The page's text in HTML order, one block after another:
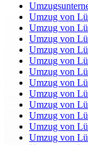
Umzug von
Umzug von
Umzug von
Umzug von
Umzug von
Umzug von
Umzug von
Umzug von
Umzug von
Umzug von
Umzug von
Umzug von